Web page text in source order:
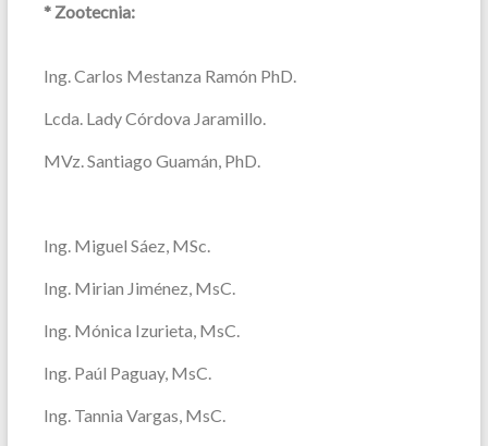
* Zootecnia:
Ing. Carlos Mestanza Ramón PhD.
Lcda. Lady Córdova Jaramillo.
MVz. Santiago Guamán, PhD.
Ing. Miguel Sáez, MSc.
Ing. Mirian Jiménez, MsC.
Ing. Mónica Izurieta, MsC.
Ing. Paúl Paguay, MsC.
Ing. Tannia Vargas, MsC.